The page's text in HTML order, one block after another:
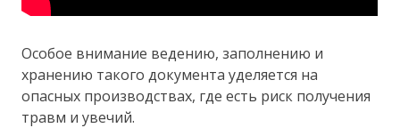
Особое внимание ведению, заполнению и
хранению такого документа уделяется на
опасных производствах, где есть риск получения
травм и увечий.